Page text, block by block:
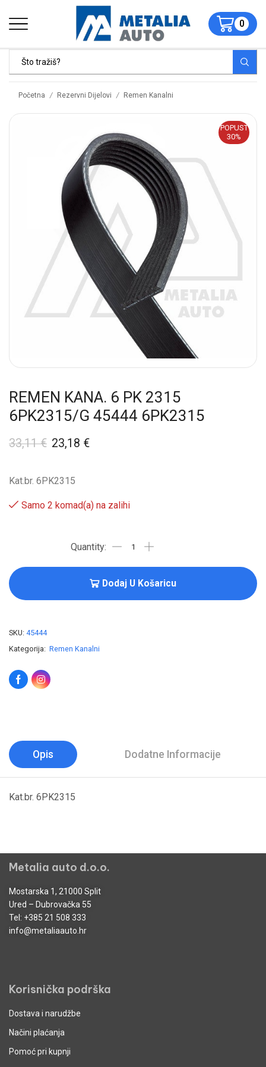
0
Početna / Rezervni Dijelovi / Remen Kanalni
POPUST
30%
REMEN KANA. 6 PK 2315
6PK2315/G 45444 6PK2315
33,11€ 23,18 €
Kat.br. 6PK2315
Samo 2 komad(a) na zalihi
Dodaj U Košaricu
SKU: 45444
Kategorija: Remen Kanalni
Opis Dodatne Informacije
Kat.br. 6PK2315
Metalia auto d.o.o.
Mostarska 1, 21000 Split
Ured – Dubrovačka 55
Tel: +385 21 508 333
info@metaliaauto.hr
Korisnička podrška
Dostava i narudžbe
Načini plaćanja
Pomoć pri kupnji